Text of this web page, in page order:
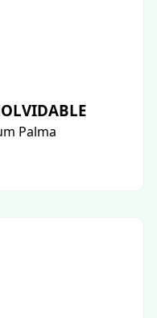
Palma